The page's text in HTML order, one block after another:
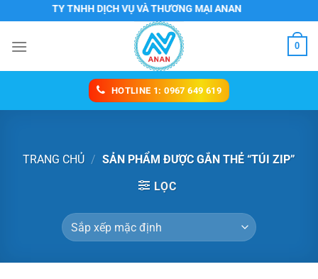
đến
nội
CÔNG TY TNHH DỊCH VỤ VÀ THƯƠNG MẠI ANAN
0
HOTLINE 1: 0967 649 619
TRANG CHỦ / SẢN PHẨM ĐƯỢC GẮN THẺ “TÚI ZIP”
LỌC